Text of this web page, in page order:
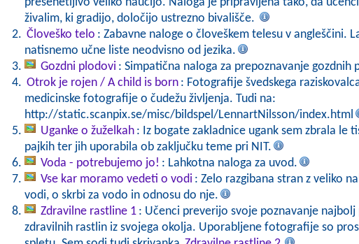
živalim, ki gradijo, določijo ustrezno bivališče.
Človeško telo : Zabavne naloge o človeškem telesu v angleščini.
natisnemo učne liste neodvisno od jezika.
Gozdni plodovi : Simpatična naloga za prepoznavanje gozdnih
Otrok je rojen / A child is born : Fotografije švedskega
medicinske fotografije o čudežu življenja. Tudi na:
http://static.scanpix.se/misc/bildspel/LennartNilsson/index.html
Uganke o žuželkah : Iz bogate zakladnice ugank sem zbrala le
pajkih ter jih uporabila ob zaključku teme pri NIT.
Voda - potrebujemo jo! : Lahkotna naloga za uvod.
Vse kar moramo vedeti o vodi : Zelo razgibana stran z veliko
vodi, o skrbi za vodo in odnosu do nje.
Zdravilne rastline 1 : Učenci preverijo svoje poznavanje najbolj
zdravilnih rastlin iz svojega okolja. Uporabljene fotografije so